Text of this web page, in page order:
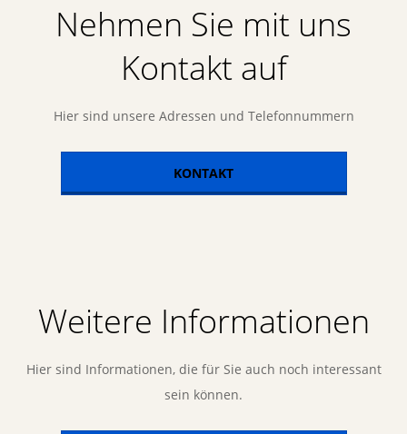
Nehmen Sie mit uns
Kontakt auf
Hier sind unsere Adressen und Telefonnummern
KONTAKT
Weitere Informationen
Hier sind Informationen, die für Sie auch noch interessant
sein können.